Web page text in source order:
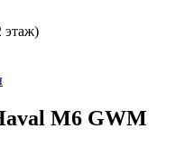
этаж)
M6 GWM